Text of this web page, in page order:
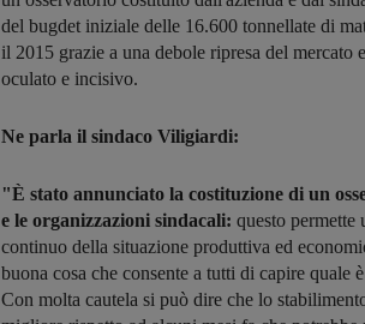
del bugdet iniziale delle 16.600 tonnellate di
il 2015 grazie a una debole ripresa del mercato
oculato e incisivo.
Ne parla il sindaco Viligiardi:
"È stato annunciato la costituzione di un
e le organizzazioni sindacali: questo permette
continuo della situazione produttiva ed
buona cosa che consente a tutti di capire quale
Con molta cautela si può dire che lo